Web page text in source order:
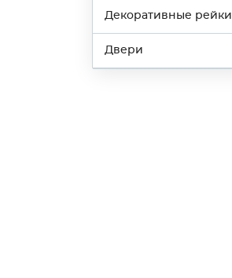
Декоративные рейки
Двери